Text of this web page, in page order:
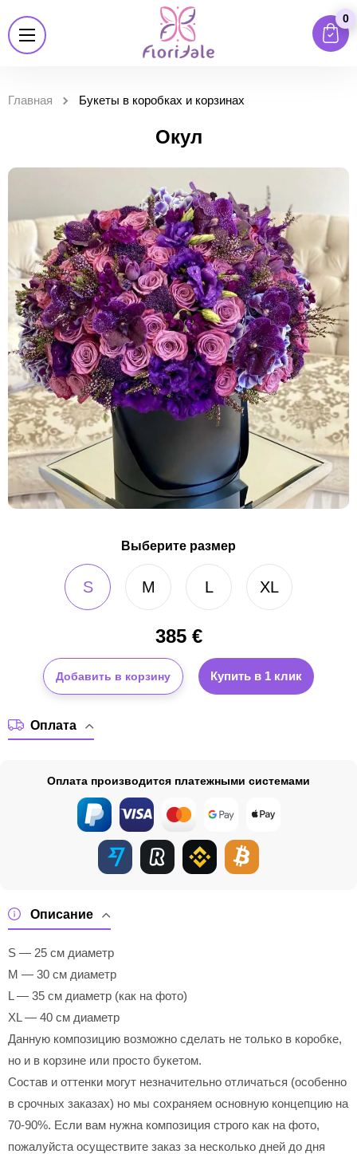
0
Главная Букеты в коробках и корзинах
Окул
Выберите размер
S M L XL
385€
Добавить в корзину Купить в 1 клик
Описание
S — 25 см диаметр
M — 30 см диаметр
L — 35 см диаметр (как на фото)
XL — 40 см диаметр
Данную композицию возможно сделать не только в коробке,
но и в корзине или просто букетом.
Состав и оттенки могут незначительно отличаться (особенно
в срочных заказах) но мы сохраняем основную концепцию на
70-90%. Если вам нужна композиция строго как на фото,
пожалуйста осуществите заказ за несколько дней до дня
Оплата
Оплата производится платежными системами